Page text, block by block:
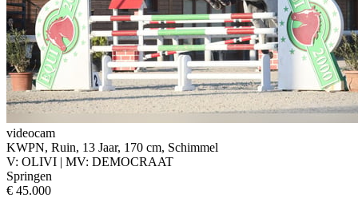
videocam
KWPN, Ruin, 13 Jaar, 170 cm, Schimmel
V: OLIVI | MV: DEMOCRAAT
Springen
€ 45.000